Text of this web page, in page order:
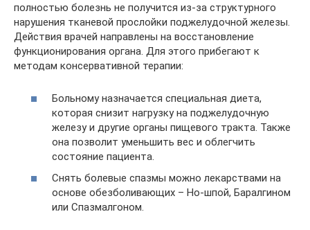
полностью болезнь не получится из-за структурного
нарушения тканевой прослойки поджелудочной железы.
Действия врачей направлены на восстановление
функционирования органа. Для этого прибегают к
методам консервативной терапии:
Больному назначается специальная диета,
которая снизит нагрузку на поджелудочную
железу и другие органы пищевого тракта. Также
она позволит уменьшить вес и облегчить
состояние пациента.
Снять болевые спазмы можно лекарствами на
основе обезболивающих – Но-шпой, Баралгином
или Спазмалгоном.